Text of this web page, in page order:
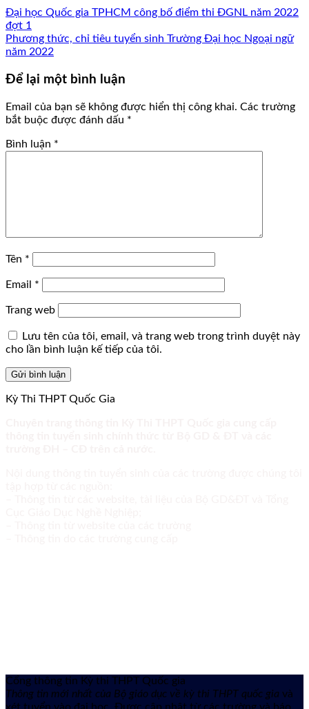
Đại học Quốc gia TPHCM công bố điểm thi ĐGNL năm 2022
đợt 1
Phương thức, chỉ tiêu tuyển sinh Trường Đại học Ngoại ngữ
năm 2022
Để lại một bình luận
Email của bạn sẽ không được hiển thị công khai. Các trường
bắt buộc được đánh dấu *
Bình luận *
Tên *
Email *
Trang web
Lưu tên của tôi, email, và trang web trong trình duyệt này
cho lần bình luận kế tiếp của tôi.
Kỳ Thi THPT Quốc Gia
Cổng thông tin Kỳ thi THPT Quốc gia
Thông tin mới nhất của Bộ giáo dục về kỳ thi THPT quốc gia và